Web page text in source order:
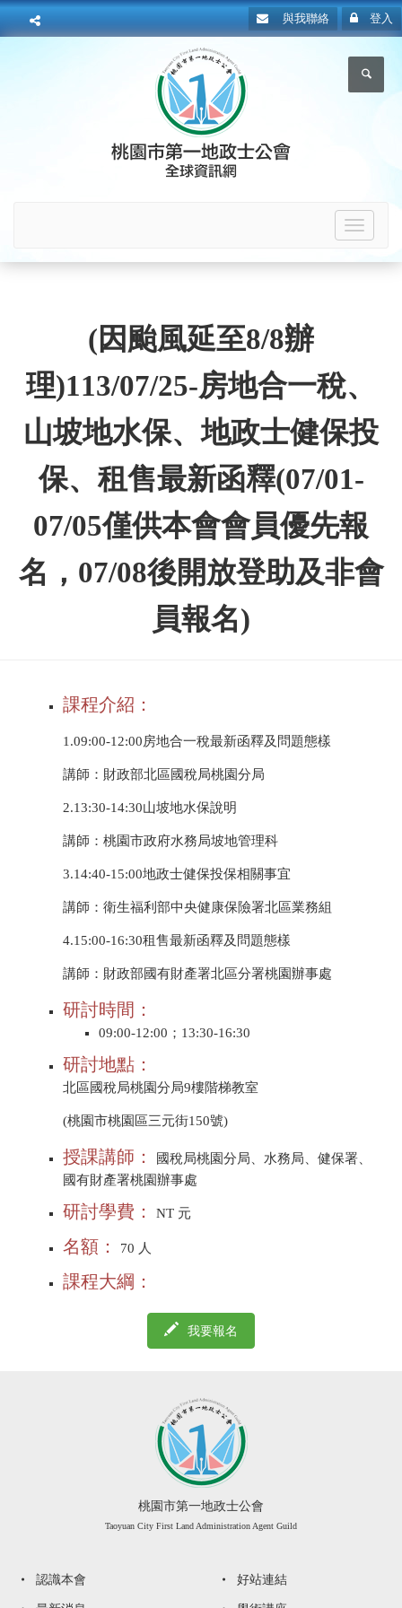
與我聯絡 登入
Toggle
(因颱風延至8/8辦
理)113/07/25-房地合一稅、
山坡地水保、地政士健保投
保、租售最新函釋(07/01-
07/05僅供本會會員優先報
名，07/08後開放登助及非會
員報名)
課程介紹：
1.09:00-12:00房地合一稅最新函釋及問題態樣
講師：財政部北區國稅局桃園分局
2.13:30-14:30山坡地水保說明
講師：桃園市政府水務局坡地管理科
3.14:40-15:00地政士健保投保相關事宜
講師：衛生福利部中央健康保險署北區業務組
4.15:00-16:30租售最新函釋及問題態樣
講師：財政部國有財產署北區分署桃園辦事處
研討時間：
09:00-12:00；13:30-16:30
研討地點：
北區國稅局桃園分局9樓階梯教室
(桃園市桃園區三元街150號)
授課講師：
國稅局桃園分局、水務局、健保署、
國有財產署桃園辦事處
研討學費： NT 元
名額： 70 人
課程大綱：
我要報名
桃園市第一地政士公會
Taoyuan City First Land Administration Agent Guild
認識本會 好站連結